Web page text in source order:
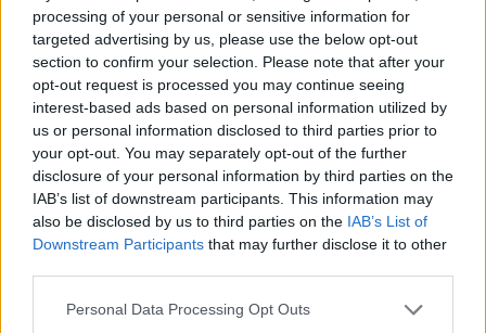
processing of your personal or sensitive information for
targeted advertising by us, please use the below opt-out
section to confirm your selection. Please note that after your
opt-out request is processed you may continue seeing
interest-based ads based on personal information utilized by
us or personal information disclosed to third parties prior to
your opt-out. You may separately opt-out of the further
disclosure of your personal information by third parties on the
IAB’s list of downstream participants. This information may
also be disclosed by us to third parties on the IAB’s List of
Downstream Participants that may further disclose it to other
Please note that this website/app uses one or more Google
Personal Data Processing Opt Outs
παρελθόν είχεκαταγγέλλει
ενδοοικογενειακήβία ενώυπάρχει
μάρτυρας-κλειδίπου φαίνεται ότι είδε τη
δολοφονία και έχει μιλήσει στην Αστυνομία.
video